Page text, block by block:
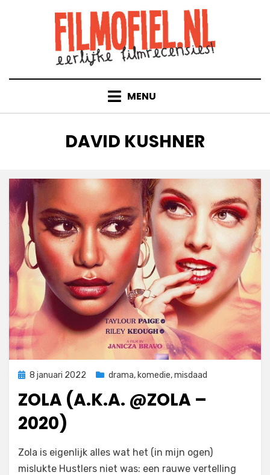
MENU
TAG
:
DAVID KUSHNER
Geplaatst
8 januari 2022 drama, komedie,misdaad
ZOLA (A.K.A. @ZOLA –
2020)
door Filmofiel.nl
Zola is eigenlijk alles wat het (in mijn ogen)
mislukte Hustlers niet was: een rauwe vertelling